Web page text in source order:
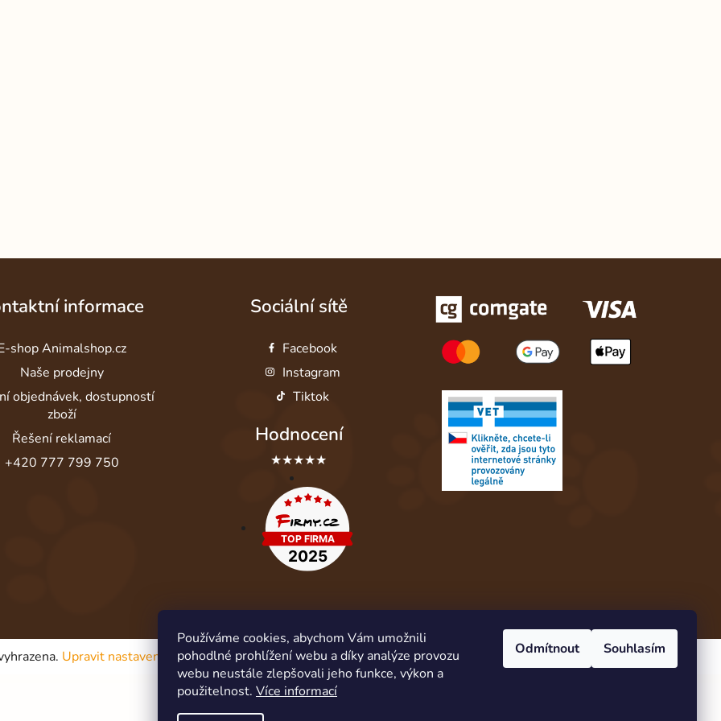
Používáme cookies, abychom Vám umožnili
pohodlné prohlížení webu a díky analýze provozu
webu neustále zlepšovali jeho funkce, výkon a
použitelnost. Více informací
Odmítnout Souhlasím
informace
shop Animalshop.cz
Naše prodejny
objednávek, dostupností
zboží
Řešení reklamací
+420 777 799 750
Sociální sítě
Facebook
Instagram
Tiktok
Hodnocení
★★★★★
Vytvořil Shoptet
Upravit nastavení cookies